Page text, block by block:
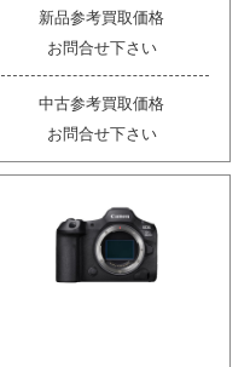
新品参考買取価格
お問合せ下さい
中古参考買取価格
お問合せ下さい